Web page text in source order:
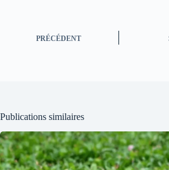
PRÉCÉDENT
Publications similaires